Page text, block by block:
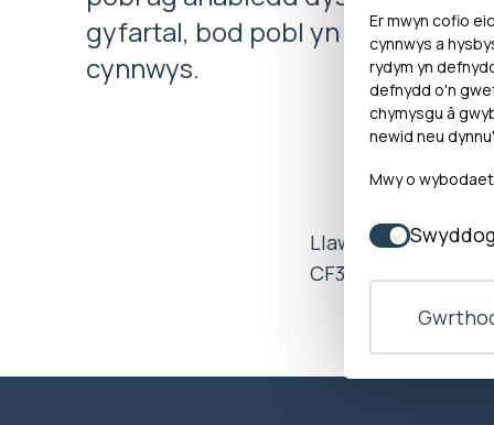
gyfartal, bod pobl yn gwrando
cynnwys.
Llawr Gwaelod,
CF37 2SW
Er mwyn cofio
cynnwys a
rydym yn
defnydd o'n
chymysgu â
newid neu
Mwy o